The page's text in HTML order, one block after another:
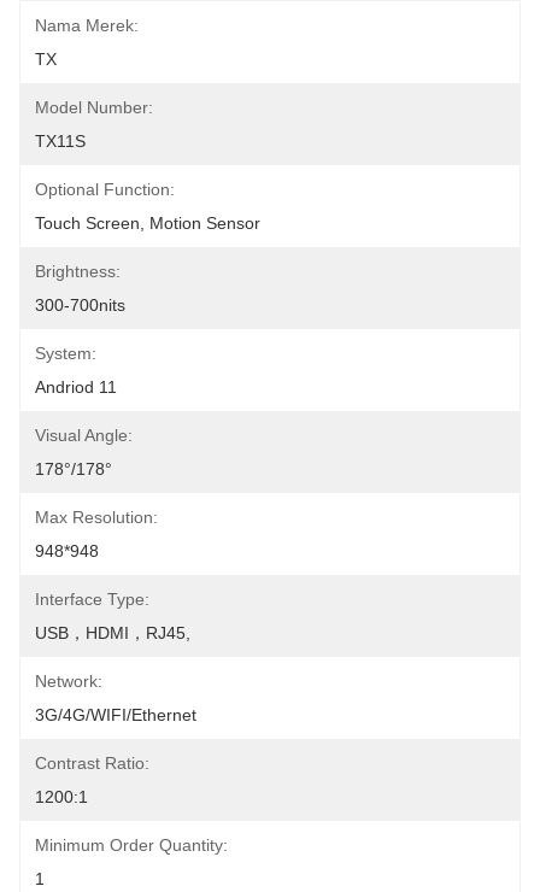
Nama Merek:
TX
Model Number:
TX11S
Optional Function:
Touch Screen, Motion Sensor
Brightness:
300-700nits
System:
Andriod 11
Visual Angle:
178°/178°
Max Resolution:
948*948
Interface Type:
USB，HDMI，RJ45,
Network:
3G/4G/WIFI/Ethernet
Contrast Ratio:
1200:1
Minimum Order Quantity:
1